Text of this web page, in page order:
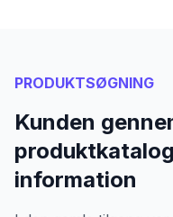
PRODUKTSØGNING
Kunden
information